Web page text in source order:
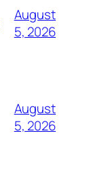
August
5, 2026
August
5, 2026